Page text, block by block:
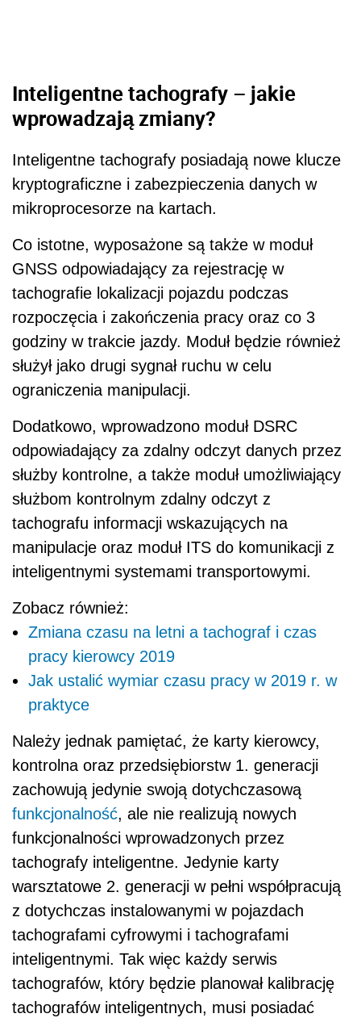
Inteligentne tachografy – jakie
wprowadzają zmiany?
Inteligentne tachografy posiadają nowe klucze
kryptograficzne i zabezpieczenia danych w
mikroprocesorze na kartach.
Co istotne, wyposażone są także w moduł
GNSS odpowiadający za rejestrację w
tachografie lokalizacji pojazdu podczas
rozpoczęcia i zakończenia pracy oraz co 3
godziny w trakcie jazdy. Moduł będzie również
służył jako drugi sygnał ruchu w celu
ograniczenia manipulacji.
Dodatkowo, wprowadzono moduł DSRC
odpowiadający za zdalny odczyt danych przez
służby kontrolne, a także moduł umożliwiający
służbom kontrolnym zdalny odczyt z
tachografu informacji wskazujących na
manipulacje oraz moduł ITS do komunikacji z
inteligentnymi systemami transportowymi.
Zobacz również:
Zmiana czasu na letni a tachograf i czas
pracy kierowcy 2019
Jak ustalić wymiar czasu pracy w 2019 r. w
praktyce
Należy jednak pamiętać, że karty kierowcy,
kontrolna oraz przedsiębiorstw 1. generacji
zachowują jedynie swoją dotychczasową
funkcjonalność, ale nie realizują nowych
funkcjonalności wprowadzonych przez
tachografy inteligentne. Jedynie karty
warsztatowe 2. generacji w pełni współpracują
z dotychczas instalowanymi w pojazdach
tachografami cyfrowymi i tachografami
inteligentnymi. Tak więc każdy serwis
tachografów, który będzie planował kalibrację
tachografów inteligentnych, musi posiadać